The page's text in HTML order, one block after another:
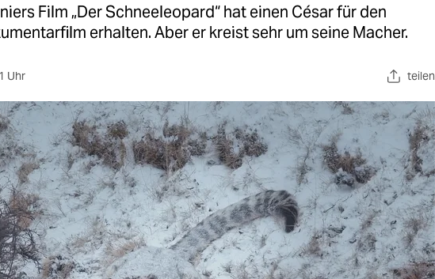
Film „Der Schneeleopard“ hat einen César für den
erhalten. Aber er kreist sehr um seine Macher.
Uhr teilen